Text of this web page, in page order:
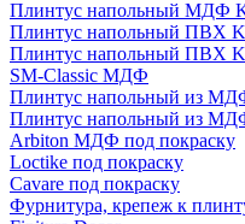
Плинтус напольный МДФ
Плинтус напольный ПВХ
Плинтус напольный ПВХ
SM-Classic МДФ
Плинтус напольный из
Плинтус напольный из
Arbiton МДФ под покраску
Loctike под покраску
Cavare под покраску
Фурнитура, крепеж к